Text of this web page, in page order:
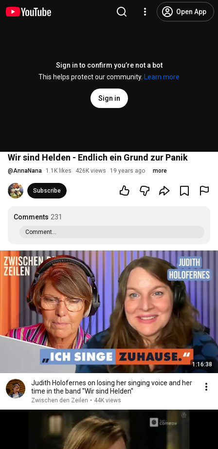
Open App
Sign in to confirm you’re not a bot
This helps protect our community.
Learn more
Sign in
Wir sind Helden - Endlich ein Grund zur Panik
@AnnaNana 1.1K likes 426K views 19 years ago more
Subscribe
Comments 231
Comment...
1:16:38
Judith Holofernes on losing her singing voice and her
time in the band "Wir sind Helden"
Zwischen den Zeilen • 44K views